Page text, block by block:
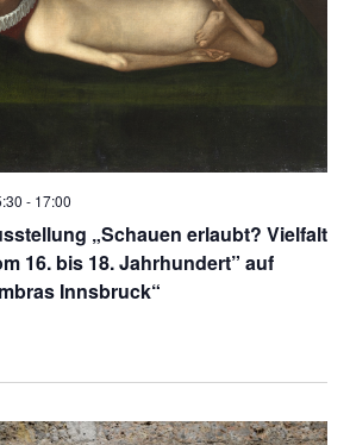
„Schauen erlaubt? Vielfalt
16. bis 18. Jahrhundert” auf
Innsbruck“
- 17:00